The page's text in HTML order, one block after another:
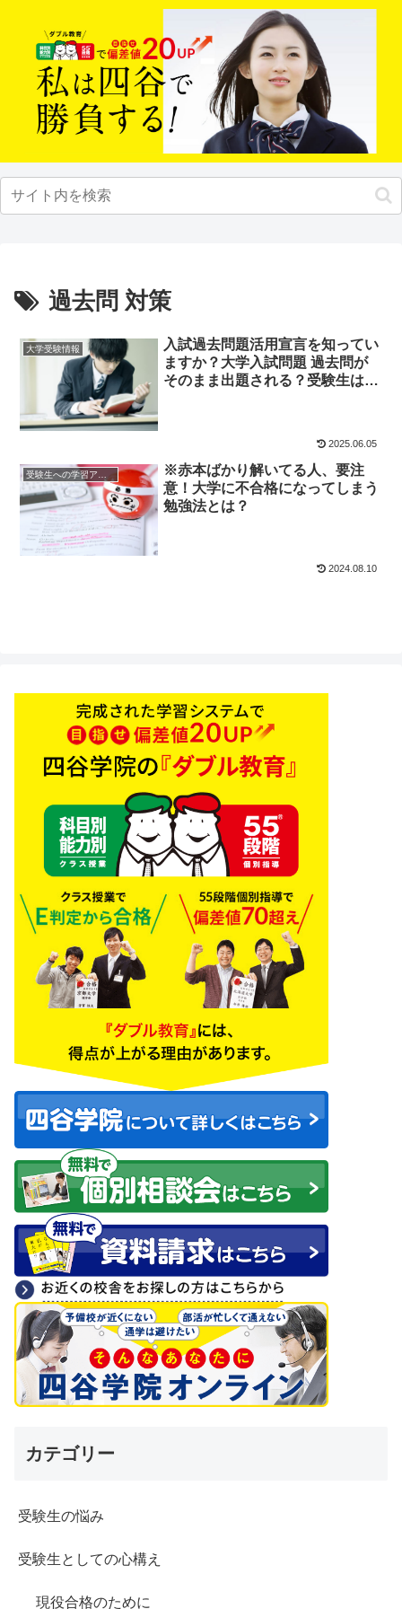
過去問 対策
大学受験情報
入試過去問題活用宣言を知ってい
ますか？大学入試問題 過去問が
そのまま出題される？受験生はチ
2025.06.05
※赤本ばかり解いてる人、要注
意！大学に不合格になってしまう
勉強法とは？
2024.08.10
カテゴリー
受験生の悩み
受験生としての心構え
現役合格のために